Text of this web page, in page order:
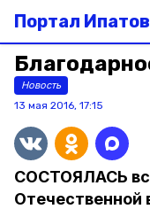
Портал
Новость
13 мая 2016, 17:15
СОСТОЯЛАСЬ
Отечественной